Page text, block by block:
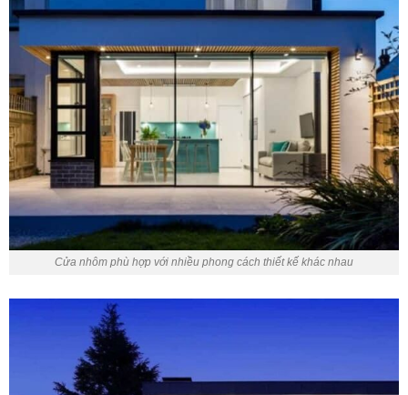
Cửa nhôm phù hợp với nhiều phong cách thiết kế khác nhau